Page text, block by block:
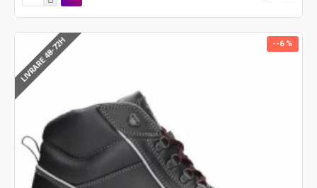
LIVRARE 48-72H --6 %